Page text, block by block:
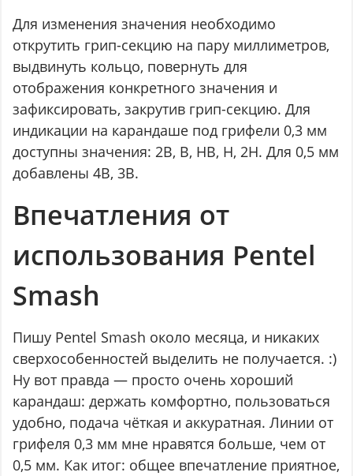
Для изменения значения необходимо
открутить грип-секцию на пару миллиметров,
выдвинуть кольцо, повернуть для
отображения конкретного значения и
зафиксировать, закрутив грип-секцию. Для
индикации на карандаше под грифели 0,3 мм
доступны значения: 2B, B, HB, H, 2H. Для 0,5 мм
добавлены 4B, 3B.
Впечатления от
использования Pentel
Smash
Пишу Pentel Smash около месяца, и никаких
сверхособенностей выделить не получается. :)
Ну вот правда — просто очень хороший
карандаш: держать комфортно, пользоваться
удобно, подача чёткая и аккуратная. Линии от
грифеля 0,3 мм мне нравятся больше, чем от
0,5 мм. Как итог: общее впечатление приятное,